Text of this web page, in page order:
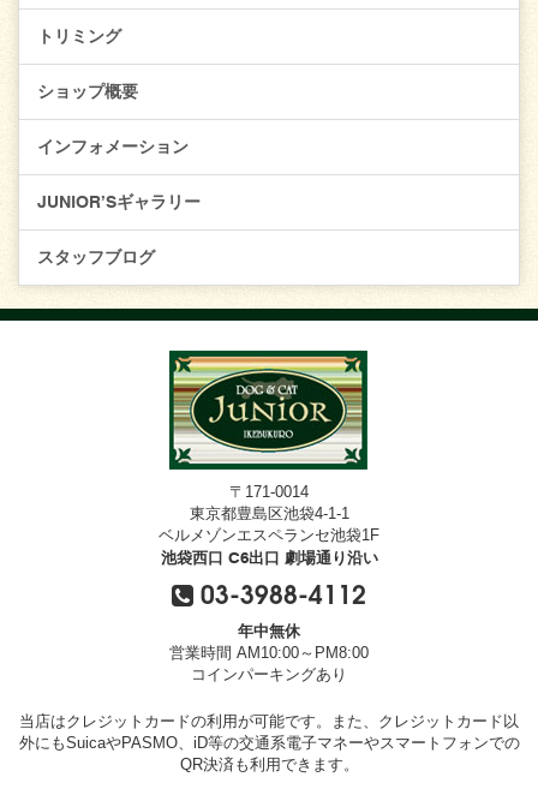
トリミング
ショップ概要
インフォメーション
JUNIOR’Sギャラリー
スタッフブログ
〒171-0014
東京都豊島区池袋4-1-1
ベルメゾンエスペランセ池袋1F
池袋西口 C6出口 劇場通り沿い
03-3988-4112
年中無休
営業時間 AM10:00～PM8:00
コインパーキングあり
当店はクレジットカードの利用が可能です。また、クレジットカード以
外にもSuicaやPASMO、iD等の交通系電子マネーやスマートフォンでの
QR決済も利用できます。